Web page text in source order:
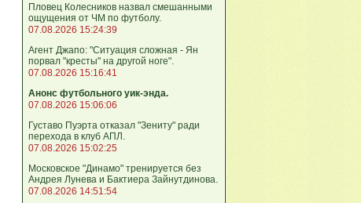
Пловец Колесников назвал смешанными
ощущения от ЧМ по футболу.
07.08.2026 15:24:39
Агент Джапо: "Ситуация сложная - Ян
порвал "кресты" на другой ноге".
07.08.2026 15:16:41
Анонс футбольного уик-энда.
07.08.2026 15:06:06
Густаво Пуэрта отказал "Зениту" ради
перехода в клуб АПЛ.
07.08.2026 15:02:25
Московское "Динамо" тренируется без
Андрея Лунева и Бактиера Зайнутдинова.
07.08.2026 14:51:54